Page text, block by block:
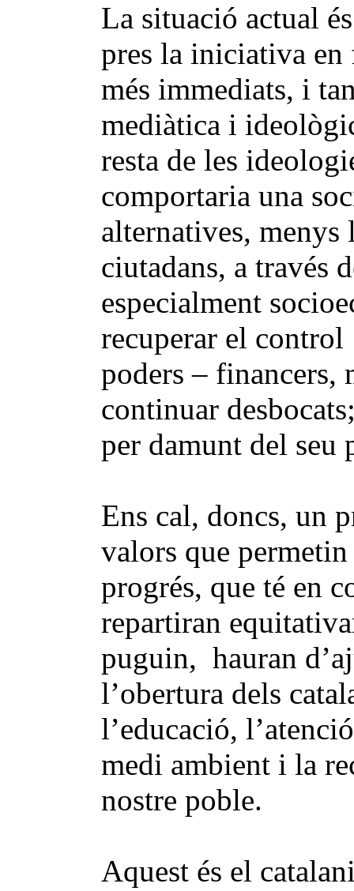
La situació actual
pres la iniciativa en
més immediats, i
mediàtica i
resta de les
comportaria una
alternatives,
ciutadans, a través
especialment
recuperar el
poders – financers,
continuar
per damunt del
Ens cal, doncs, un
valors que
progrés, que té en
repartiran
puguin, hauran
l’obertura dels
l’educació,
medi ambient i la
nostre poble.
Aquest és el